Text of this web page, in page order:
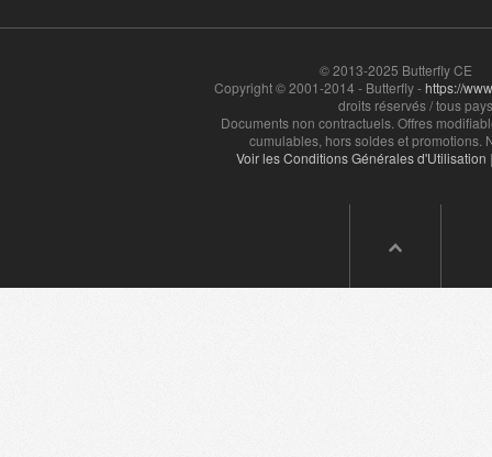
© 2013-2025 Butterfly CE
Copyright © 2001-2014 - Butterfly -https://
droits réservés / tous
Documents non contractuels. Offres
cumulables, hors soldes et promotions.
Voir les Conditions Générales d'Utilisation